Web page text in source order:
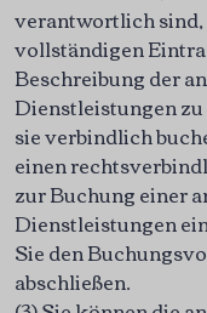
verantwortlich
vollständigen
Beschreibung der
Dienstleistungen
sie verbindlich
einen
zur Buchung einer
Dienstleistungen
Sie den
abschließen.